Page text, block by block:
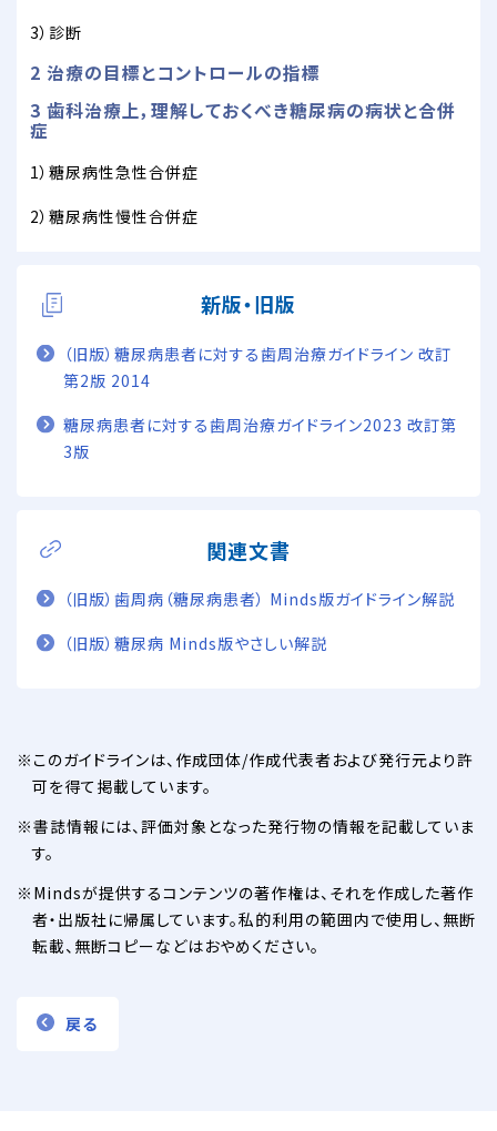
3）診断
2 治療の目標とコントロールの指標
3 歯科治療上，理解しておくべき糖尿病の病状と合併
症
1）糖尿病性急性合併症
2）糖尿病性慢性合併症
新版・旧版
（旧版）糖尿病患者に対する歯周治療ガイドライン 改訂
第2版 2014
糖尿病患者に対する歯周治療ガイドライン2023 改訂第
3版
関連文書
（旧版）歯周病（糖尿病患者） Minds版ガイドライン解説
（旧版）糖尿病 Minds版やさしい解説
このガイドラインは、作成団体/作成代表者および発行元より許
可を得て掲載しています。
書誌情報には、評価対象となった発行物の情報を記載していま
す。
Mindsが提供するコンテンツの著作権は、それを作成した著作
者・出版社に帰属しています。私的利用の範囲内で使用し、無断
転載、無断コピーなどはおやめください。
戻る